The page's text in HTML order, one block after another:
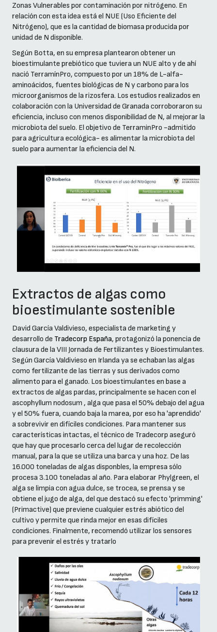
Zonas Vulnerables por contaminación por nitrógeno. En
relación con esta idea está el NUE (Uso Eficiente del
Nitrógeno), que es la cantidad de biomasa producida por
unidad de N disponible.
Según Botta, en su empresa plantearon obtener un
bioestimulante prebiótico que tuviera un NUE alto y de ahí
nació TerramínPro, compuesto por un 18% de L-alfa-
aminoácidos, fuentes biológicas de N y carbono para los
microorganismos de la rizosfera. Los estudios realizados en
colaboración con la Universidad de Granada corroboraron su
eficiencia, incluso con menos disponibilidad de N, al mejorar la
microbiota del suelo. El objetivo de TerraminPro -admitido
para agricultura ecológica- es alimentar la microbiota del
suelo para aumentar la eficiencia del N.
Extractos de algas como
bioestimulante sostenible
David García Valdivieso, especialista de marketing y
desarrollo de Tradecorp España, protagonizó la ponencia de
clausura de la VIII Jornada de Fertilizantes y Bioestimulantes.
Según García Valdivieso en Irlanda ya se echaban las algas
como fertilizante de las tierras y sus derivados como
alimento para el ganado. Los bioestimulantes en base a
extractos de algas pardas, principalmente se hacen con el
ascophyllum nodosum , alga que pasa el 50% debajo del agua
y el 50% fuera, cuando baja la marea, por eso ha 'aprendido'
a sobrevivir en difíciles condiciones. Para mantener sus
características intactas, el técnico de Tradecorp aseguró
que hay que procesarlo cerca del lugar de recolección
manual, para la que se utiliza una barca y una hoz. De las
16.000 toneladas de algas disponbles, la empresa sólo
procesa 3.100 toneladas al año. Para elaborar Phylgreen, el
alga se limpia con agua dulce, se trocea, se prensa y se
obtiene el jugo de alga, del que destacó su efecto 'primming'
(Primactive) que previene cualquier estrés abiótico del
cultivo y permite que rinda mejor en esas difíciles
condiciones. Finalmente, recomendó utilizar los sensores
para prevenir el estrés y tratarlo